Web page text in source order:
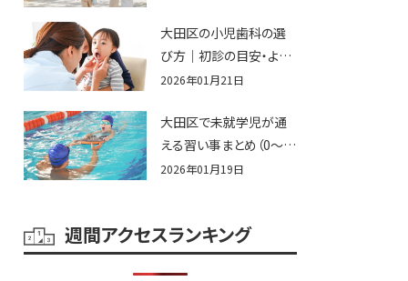
立つおすすめグッズ15選
大田区の小児歯科の選
び方｜初診の目安・よく
ある不安まとめ
2026年01月21日
大田区で未就学児が通
える習い事まとめ（0〜6
歳）
2026年01月19日
週間アクセスランキング